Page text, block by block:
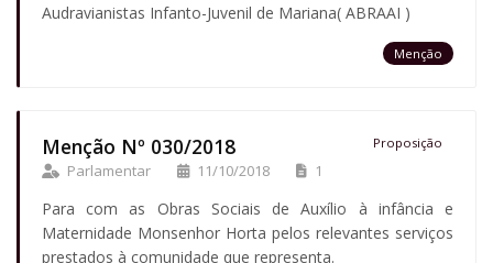
Audravianistas Infanto-Juvenil de Mariana( ABRAAI )
Menção
Menção Nº 030/2018 Proposição
Parlamentar 11/10/2018 1
Para com as Obras Sociais de Auxílio à infância e
Maternidade Monsenhor Horta pelos relevantes serviços
prestados à comunidade que representa.